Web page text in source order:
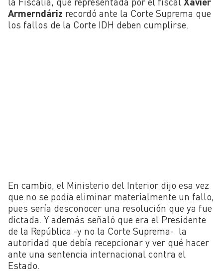
Armerndáriz recordó ante la Corte Suprema que
los fallos de la Corte IDH deben cumplirse.
En cambio, el Ministerio del Interior dijo esa vez
que no se podía eliminar materialmente un fallo,
pues sería desconocer una resolución que ya fue
dictada. Y además señaló que era el Presidente
de la República -y no la Corte Suprema- la
autoridad que debía recepcionar y ver qué hacer
ante una sentencia internacional contra el
Estado.